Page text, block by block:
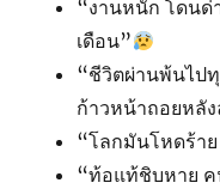
“งานหนัก โดนด่
เดือน”
“ชีวิตผ่านพ้นไป
ก้าวหน้าถอยหลัง
“โลกมันโหดร้าย
“ท้อแท้ชิบหาย